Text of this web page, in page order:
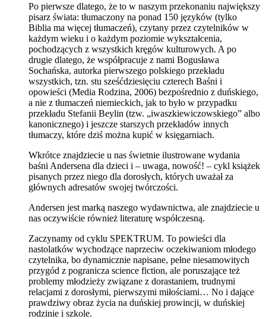
Po pierwsze dlatego, że to w naszym przekonaniu największy
pisarz świata: tłumaczony na ponad 150 języków (tylko
Biblia ma więcej tłumaczeń), czytany przez czytelników w
każdym wieku i o każdym poziomie wykształcenia,
pochodzących z wszystkich kręgów kulturowych. A po
drugie dlatego, że współpracuje z nami Bogusława
Sochańska, autorka pierwszego polskiego przekładu
wszystkich, tzn. stu sześćdziesięciu czterech Baśni i
opowieści (Media Rodzina, 2006) bezpośrednio z duńskiego,
a nie z tłumaczeń niemieckich, jak to było w przypadku
przekładu Stefanii Beylin (tzw. „iwaszkiewiczowskiego” albo
kanonicznego) i jeszcze starszych przekładów innych
tłumaczy, które dziś można kupić w księgarniach.
Wkrótce znajdziecie u nas świetnie ilustrowane wydania
baśni Andersena dla dzieci i – uwaga, nowość! – cykl książek
pisanych przez niego dla dorosłych, których uważał za
głównych adresatów swojej twórczości.
Andersen jest marką naszego wydawnictwa, ale znajdziecie u
nas oczywiście również literaturę współczesną.
Zaczynamy od cyklu SPEKTRUM. To powieści dla
nastolatków wychodzące naprzeciw oczekiwaniom młodego
czytelnika, bo dynamicznie napisane, pełne niesamowitych
przygód z pogranicza science fiction, ale poruszające też
problemy młodzieży związane z dorastaniem, trudnymi
relacjami z dorosłymi, pierwszymi miłościami… No i dające
prawdziwy obraz życia na duńskiej prowincji, w duńskiej
rodzinie i szkole.